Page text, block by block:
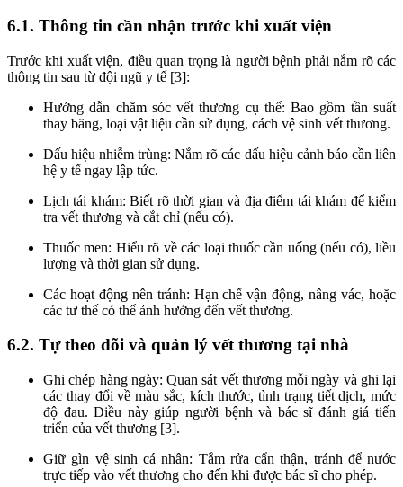
6.1. Thông tin cần nhận trước khi xuất viện
Trước khi xuất viện, điều quan trọng là người bệnh phải nắm rõ các
thông tin sau từ đội ngũ y tế [3]:
Hướng dẫn chăm sóc vết thương cụ thể: Bao gồm tần suất
thay băng, loại vật liệu cần sử dụng, cách vệ sinh vết thương.
Dấu hiệu nhiễm trùng: Nắm rõ các dấu hiệu cảnh báo cần liên
hệ y tế ngay lập tức.
Lịch tái khám: Biết rõ thời gian và địa điểm tái khám để kiểm
tra vết thương và cắt chỉ (nếu có).
Thuốc men: Hiểu rõ về các loại thuốc cần uống (nếu có), liều
lượng và thời gian sử dụng.
Các hoạt động nên tránh: Hạn chế vận động, nâng vác, hoặc
các tư thế có thể ảnh hưởng đến vết thương.
6.2. Tự theo dõi và quản lý vết thương tại nhà
Ghi chép hàng ngày: Quan sát vết thương mỗi ngày và ghi lại
các thay đổi về màu sắc, kích thước, tình trạng tiết dịch, mức
độ đau. Điều này giúp người bệnh và bác sĩ đánh giá tiến
triển của vết thương [3].
Giữ gìn vệ sinh cá nhân: Tắm rửa cẩn thận, tránh để nước
trực tiếp vào vết thương cho đến khi được bác sĩ cho phép.